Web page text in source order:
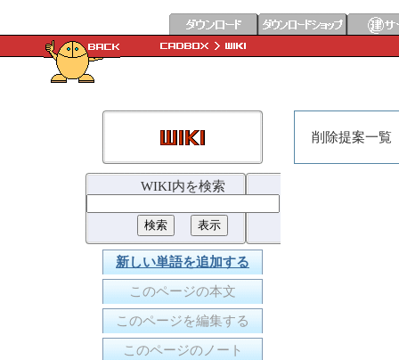
WIKI内を検索
新しい単語を追加する
このページの本文
このページを編集する
このページのノート
削除提案一覧